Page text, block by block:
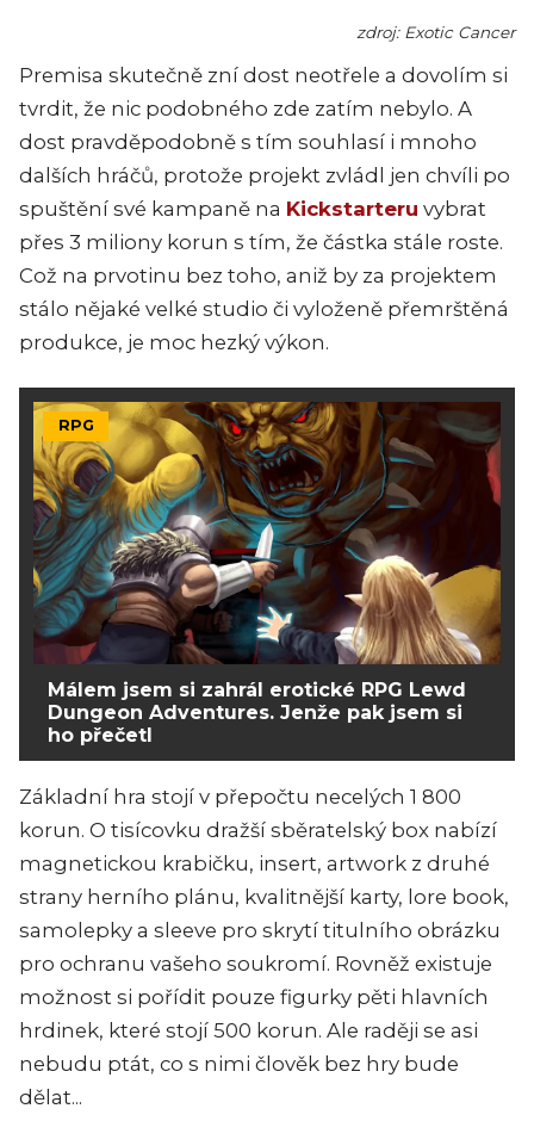
zdroj: Exotic Cancer
Premisa skutečně zní dost neotřele a dovolím si
tvrdit, že nic podobného zde zatím nebylo. A
dost pravděpodobně s tím souhlasí i mnoho
dalších hráčů, protože projekt zvládl jen chvíli po
spuštění své kampaně na Kickstarteru vybrat
přes 3 miliony korun s tím, že částka stále roste.
Což na prvotinu bez toho, aniž by za projektem
stálo nějaké velké studio či vyloženě přemrštěná
produkce, je moc hezký výkon.
RPG
Málem jsem si zahrál erotické RPG Lewd
Dungeon Adventures. Jenže pak jsem si
ho přečetl
Základní hra stojí v přepočtu necelých 1 800
korun. O tisícovku dražší sběratelský box nabízí
magnetickou krabičku, insert, artwork z druhé
strany herního plánu, kvalitnější karty, lore book,
samolepky a sleeve pro skrytí titulního obrázku
pro ochranu vašeho soukromí. Rovněž existuje
možnost si pořídit pouze figurky pěti hlavních
hrdinek, které stojí 500 korun. Ale raději se asi
nebudu ptát, co s nimi člověk bez hry bude
dělat...